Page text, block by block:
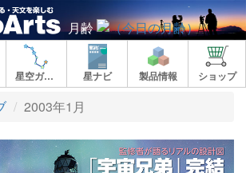
月齢
星空ガイド 星ナビ 製品情報 ショップ
2003年1月